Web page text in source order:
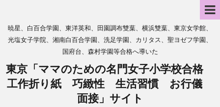
暁星、白百合学園、東洋英和、田園調布雙葉、横浜雙葉、東京女学館、
光塩女子学院、湘南白百合学園、洗足学園、カリタス、聖ヨゼフ学園、
国府台、森村学園等合格へ導いた
東京「ママのための名門女子小学校合格
工作折り紙 巧緻性 生活習慣 お行儀
面接」サイト